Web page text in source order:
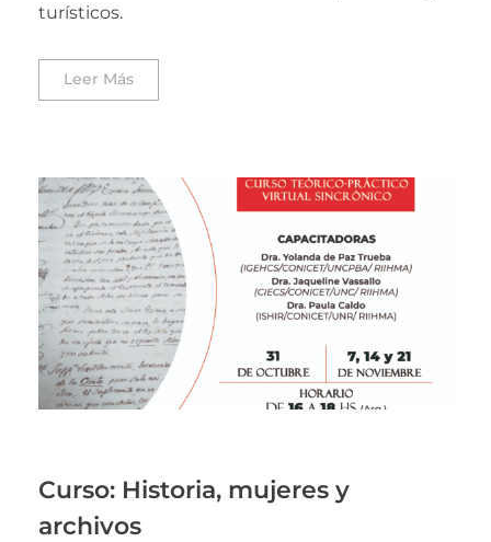
turísticos.
Leer Más
Curso: Historia, mujeres y
archivos